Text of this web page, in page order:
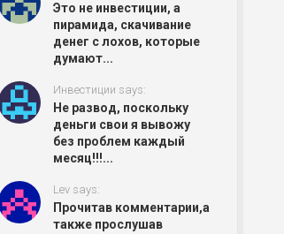
Это не инвестиции, а
пирамида, скачивание
денег с лохов, которые
думают...
Инвестиции says:
Не развод, поскольку
деньги свои я вывожу
без проблем каждый
месяц!!!...
Lev says:
Прочитав комментарии,а
также прослушав